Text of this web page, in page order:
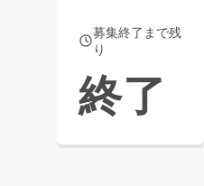
募集終了まで残
り
終了